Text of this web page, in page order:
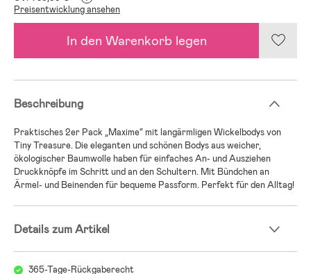
Preisentwicklung ansehen
In den Warenkorb legen
Beschreibung
Praktisches 2er Pack „Maxime“ mit langärmligen Wickelbodys von
Tiny Treasure. Die eleganten und schönen Bodys aus weicher,
ökologischer Baumwolle haben für einfaches An- und Ausziehen
Druckknöpfe im Schritt und an den Schultern. Mit Bündchen an
Ärmel- und Beinenden für bequeme Passform. Perfekt für den Alltag!
Details zum Artikel
365-Tage-Rückgaberecht